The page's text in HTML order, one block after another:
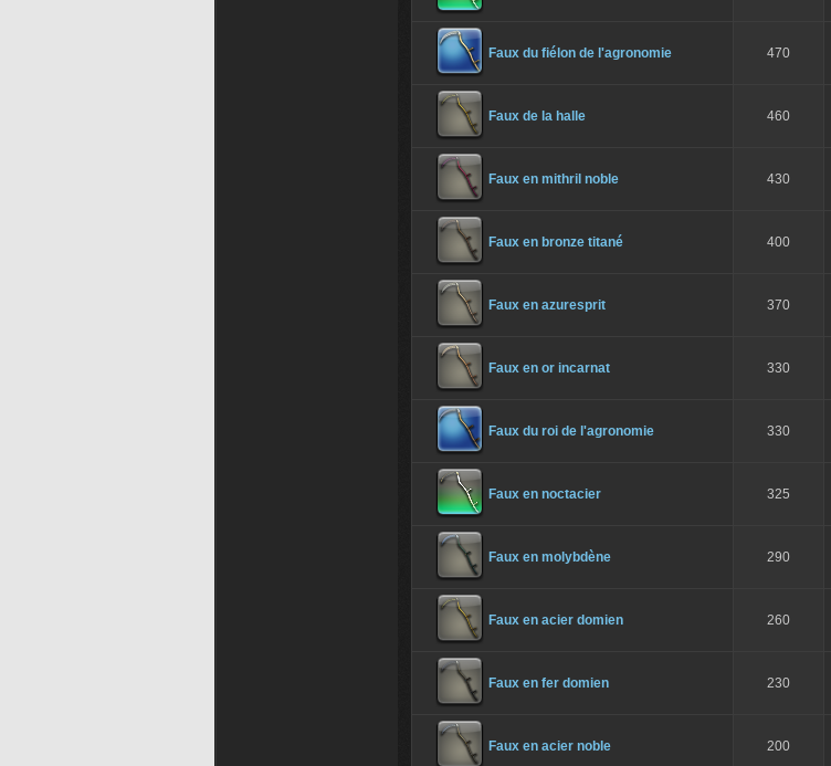
Faux du fiélon de l'agronomie 470
Faux de la halle 460
Faux en mithril noble 430
Faux en bronze titané 400
Faux en azuresprit 370
Faux en or incarnat 330
Faux du roi de l'agronomie 330
Faux en noctacier 325
Faux en molybdène 290
Faux en acier domien 260
Faux en fer domien 230
Faux en acier noble 200